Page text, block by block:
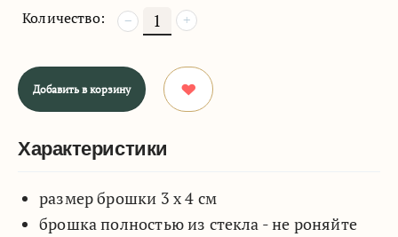
Количество:
+
−
Добавить в корзину
Характеристики
размер брошки 3 х 4 см
брошка полностью из стекла - не роняйте